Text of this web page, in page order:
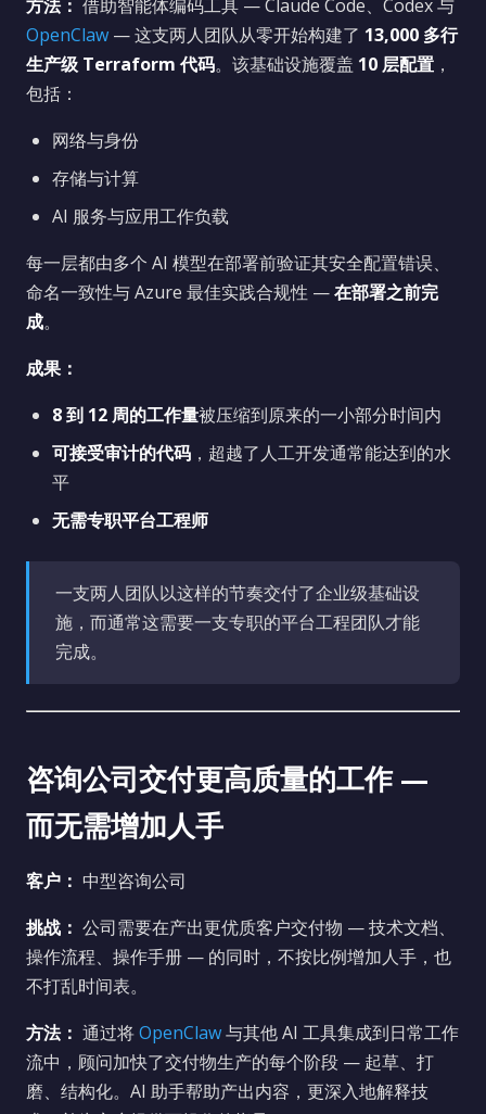
方法： 借助智能体编码工具 — Claude Code、Codex 与
OpenClaw — 这支两人团队从零开始构建了 13,000 多行
生产级 Terraform 代码。该基础设施覆盖 10 层配置 ，
包括：
网络与身份
存储与计算
AI 服务与应用工作负载
每一层都由多个 AI 模型在部署前验证其安全配置错误、
命名一致性与 Azure 最佳实践合规性 —在部署之前完
成。
成果：
8 到 12 周的工作量被压缩到原来的一小部分时间内
可接受审计的代码 ，超越了人工开发通常能达到的水
平
无需专职平台工程师
一支两人团队以这样的节奏交付了企业级基础设
施，而通常这需要一支专职的平台工程团队才能
完成。
咨询公司交付更高质量的工作 —
而无需增加人手
客户： 中型咨询公司
挑战： 公司需要在产出更优质客户交付物 — 技术文档、
操作流程、操作手册 — 的同时，不按比例增加人手，也
不打乱时间表。
方法： 通过将OpenClaw与其他 AI 工具集成到日常工作
流中，顾问加快了交付物生产的每个阶段 — 起草、打
磨、结构化。AI 助手帮助产出内容，更深入地解释技